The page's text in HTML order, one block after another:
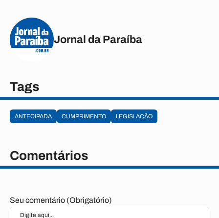
Jornal da Paraíba
Tags
ANTECIPADA CUMPRIMENTO LEGISLAÇÃO
Comentários
Seu comentário (Obrigatório)